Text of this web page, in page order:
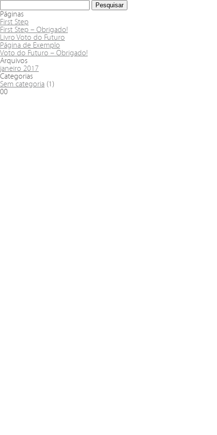
Páginas
First Step
First Step – Obrigado!
Livro Voto do Futuro
Página de Exemplo
Voto do Futuro – Obrigado!
Arquivos
janeiro 2017
Categorias
Sem categoria (1)
00